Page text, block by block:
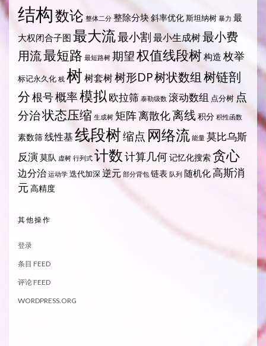
结构数论 整体二分 整除分块斜率优化斯坦纳树 暴力 最
大权闭合子图 最大流最小割 最小生成树最小费
用流最短路 最短路树 期望权值线段树构造 枚举
标记永久化 栈 树 树套树树形DP树状数组 树链剖
分根号概率模拟 欧拉筛 泰勒级数 滚动数组 点分树 点
分治状态压缩 生成树 矩阵离散化离线 积分 积性函数
素数筛线性基 线段树缩点 网络流 能量 莫比乌斯
反演莫队 虚树 行列式 计数计算几何记忆化搜索贪心
边分治 运动学 迭代加深 逆元 部分背包 链表 队列 随机化高斯消
元 高精度
其他操作
登录
条目 FEED
评论 FEED
WORDPRESS.ORG